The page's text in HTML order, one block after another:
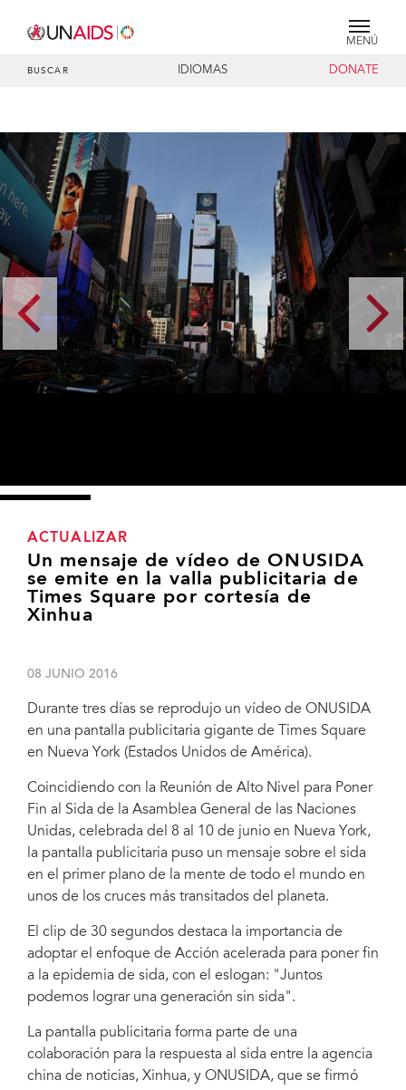
MENÚ
BUSCAR IDIOMAS DONATE
ACTUALIZAR
Un mensaje de vídeo de ONUSIDA
se emite en la valla publicitaria de
Times Square por cortesía de
Xinhua
08 JUNIO 2016
Durante tres días se reprodujo un vídeo de ONUSIDA
en una pantalla publicitaria gigante de Times Square
en Nueva York (Estados Unidos de América).
Coincidiendo con la Reunión de Alto Nivel para Poner
Fin al Sida de la Asamblea General de las Naciones
Unidas, celebrada del 8 al 10 de junio en Nueva York,
la pantalla publicitaria puso un mensaje sobre el sida
en el primer plano de la mente de todo el mundo en
unos de los cruces más transitados del planeta.
El clip de 30 segundos destaca la importancia de
adoptar el enfoque de Acción acelerada para poner fin
a la epidemia de sida, con el eslogan: "Juntos
podemos lograr una generación sin sida".
La pantalla publicitaria forma parte de una
colaboración para la respuesta al sida entre la agencia
china de noticias, Xinhua, y ONUSIDA, que se firmó